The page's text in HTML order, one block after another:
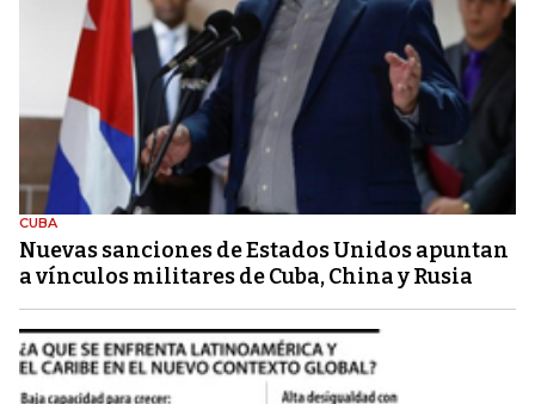
CUBA
Nuevas sanciones de Estados Unidos apuntan
a vínculos militares de Cuba, China y Rusia